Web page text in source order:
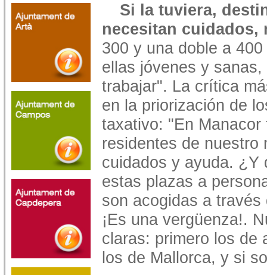
Si la tuviera,
necesitan
300 y una doble a
ellas jóvenes y
trabajar". La crítica
en la priorización de
taxativo: "En
residentes de nuestro
cuidados y ayuda. ¿Y
estas plazas a
son acogidas a
¡Es una vergüenza!.
claras: primero los de
los de Mallorca, y si